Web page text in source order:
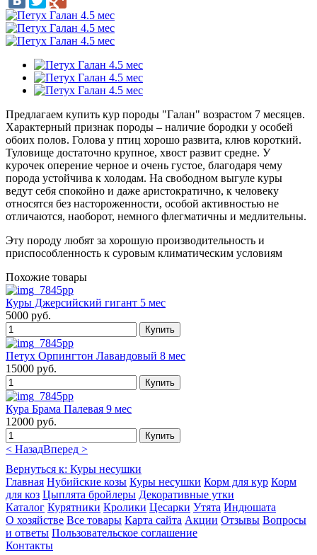
Предлагаем купить кур породы "Галан" возрастом 7 месяцев.
Характерный признак породы – наличие бородки у особей
обоих полов. Голова у птиц хорошо развита, клюв короткий.
Туловище достаточно крупное, хвост развит средне. У
курочек оперение черное и очень густое, благодаря чему
порода устойчива к холодам. На свободном выгуле куры
ведут себя спокойно и даже аристократично, к человеку
относятся без настороженности, особой активностью не
отличаются, наоборот, немного флегматичны и медлительны.
Эту породу любят за хорошую производительность и
приспособленность к суровым климатическим условиям
Похожие товары
Куры Джерсийский гигант 5 мес
5000 руб.
Петух Орпингтон Лавандовый 8 мес
15000 руб.
Кура Брама Палевая 9 мес
12000 руб.
< НазадВперед >
Вернуться к: Куры несушки
Главная Нубийские козы Куры несушки Корм для кур Корм
для коз Цыплята бройлеры Декоративные утки
Каталог Курятники Кролики Цесарки Утята Индюшата
О хозяйстве Все товары Карта сайта Акции Отзывы Вопросы
и ответы Пользовательское соглашение
Контакты